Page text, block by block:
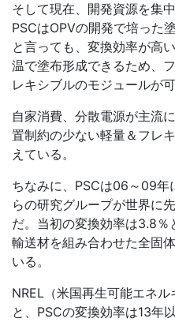
そして現在、開発資源を集
PSCはOPVの開発で培った
と言っても、変換効率が高
温で塗布形成できるため、
レキシブルのモジュールが可
自家消費、分散電源が主流
置制約の少ない軽量＆フレ
えている。
ちなみに、PSCは06～09年
らの研究グループが世界に
だ。当初の変換効率は3.8
輸送材を組み合わせた全固
いる。
NREL（米国再生可能エネ
と、PSCの変換効率は13年